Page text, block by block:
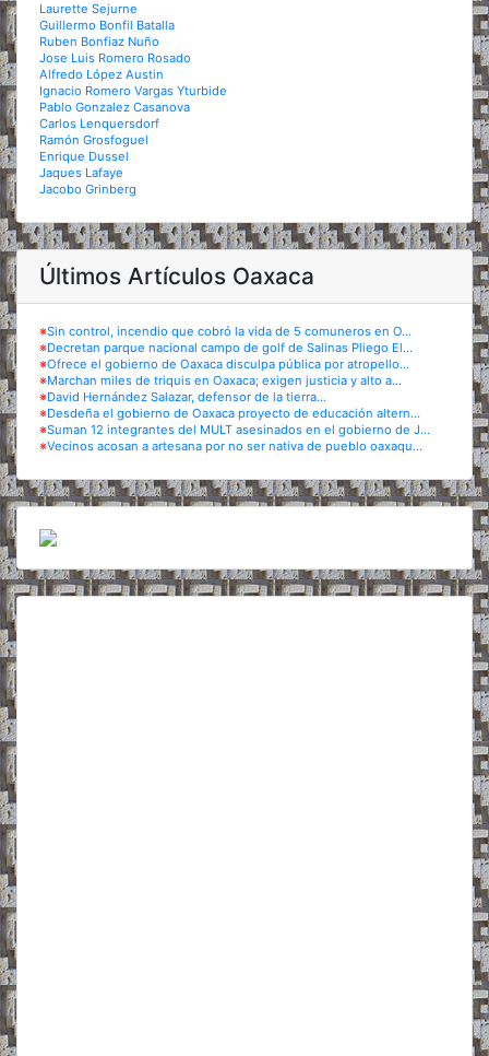
Laurette Sejurne
Guillermo Bonfil Batalla
Ruben Bonfiaz Nuño
Jose Luis Romero Rosado
Alfredo López Austin
Ignacio Romero Vargas Yturbide
Pablo Gonzalez Casanova
Carlos Lenquersdorf
Ramón Grosfoguel
Enrique Dussel
Jaques Lafaye
Jacobo Grinberg
Últimos Artículos Oaxaca
※Sin control, incendio que cobró la vida de 5 comuneros en O...
※Decretan parque nacional campo de golf de Salinas Pliego El...
※Ofrece el gobierno de Oaxaca disculpa pública por atropello...
※Marchan miles de triquis en Oaxaca; exigen justicia y alto a...
※David Hernández Salazar, defensor de la tierra...
※Desdeña el gobierno de Oaxaca proyecto de educación altern...
※Suman 12 integrantes del MULT asesinados en el gobierno de J...
※Vecinos acosan a artesana por no ser nativa de pueblo oaxaqu...